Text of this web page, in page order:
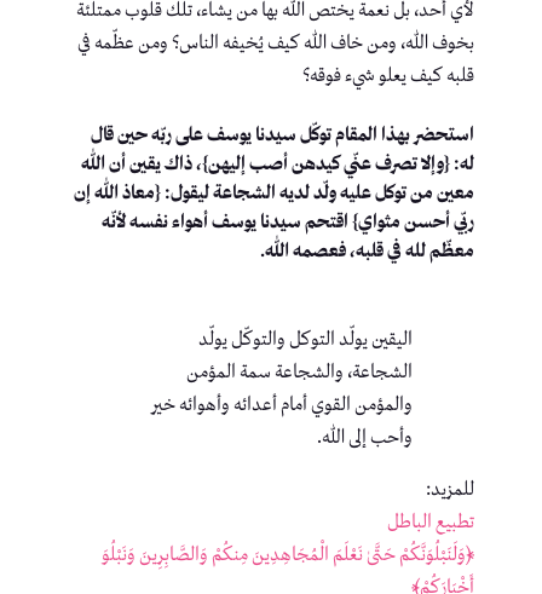
لأي أحد، بل نعمة يختص الله بها من يشاء، تلك قلوب ممتلئة
بخوف الله، ومن خاف الله كيف يُخيفه الناس؟ ومن عظّمه في
قلبه كيف يعلو شيء فوقه؟
استحضر بهذا المقام توكّل سيدنا يوسف على ربّه حين قال
له: {وإلا تصرف عنّي كيدهن أصب إليهن}، ذاك يقين أن الله
معين من توكل عليه ولّد لديه الشجاعة ليقول: {معاذ الله إن
ربّي أحسن مثواي} اقتحم سيدنا يوسف أهواء نفسه لأنّه
معظّم لله في قلبه، فعصمه الله.
اليقين يولّد التوكل والتوكّل يولّد
الشجاعة، والشجاعة سمة المؤمن
والمؤمن القوي أمام أعدائه وأهوائه خير
وأحب إلى الله.
للمزيد:
تطبيع الباطل
﴿وَلَنَبْلُوَنَّكُمْ حَتَّىٰ نَعْلَمَ الْمُجَاهِدِينَ مِنكُمْ وَالصَّابِرِينَ وَنَبْلُوَ
أَخْبَارَكُمْ﴾